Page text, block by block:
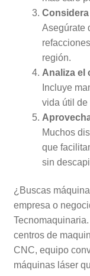
Asegúrate
región.
Analiza el
Incluye
vida útil de
Muchos
que
sin
¿Buscas
empresa o
centros de
CNC, equipo
máquinas láser